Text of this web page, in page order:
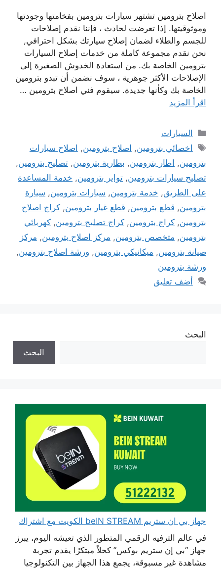
اصلاح بترومين تشتهر سيارات بترومين بفخامتها وجودتها
وموثوقيتها. إذا تعرضت لحادث ، فإننا نقدم إصلاحات
للجسم والطلاء لضمان إصلاح سيارتك بشكل احترافي,
نحن نقدم مجموعة كاملة من خدمات إصلاح السيارات
بترومين الخاصة بك. من استعادة الخدوش الصغيرة إلى
الإصلاحات الأكثر جوهرية ، سوف نضمن أن تبدو بترومين
الخاصة بك وكأنها جديدة. سيقوم فني اصلاح بترومين …
اقرأ المزيد
التصنيفات
السيارات
الوسوم
اخصائي بترومين, اصلاح بترومين, اصلاح سيارات
بترومين, اطار بترومين, بطارية بترومين, تصليح بترومين,
تصليح سيارات بترومين, تواير بترومين, خدمة المساعدة
على الطريق, خدمة بترومين, سيارات بترومين, سيارة
بترومين, قطع بترومين, قطع غيار بترومين, كراج اصلاح
بترومين, كراج بترومين, كراج تصليج بترومين, كهربائي
بترومين, متخصص بترومين, مركز اصلاح بترومين, مركز
صيانة بترومين, ميكانيكي بترومين, ورشة اصلاح بترومين,
ورشة بترومين
أضف تعليق
البحث
البحث
جهاز بي ان ستريم beIN STREAM الكويت مع اشتراك
في عالم الترفيه الرقمي المتطور الذي تعيشه اليوم، يبرز
جهاز “بي إن ستريم بوكس” كحلاً مبتكرًا يقدم تجربة
مشاهدة غير مسبوقة، يجمع هذا الجهاز بين التكنولوجيا